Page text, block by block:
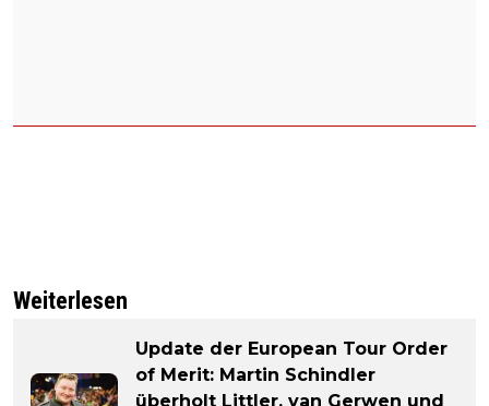
Weiterlesen
Update der European Tour Order
of Merit: Martin Schindler
überholt Littler, van Gerwen und